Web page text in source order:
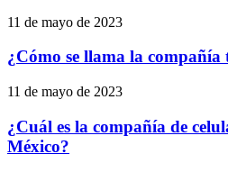
11 de mayo de 2023
¿Cómo se llama la compañía
11 de mayo de 2023
¿Cuál es la compañía de
México?